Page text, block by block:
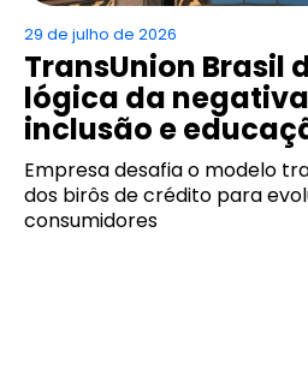
29 de julho de 2026
TransUnion Brasil
lógica da
inclusão e
Empresa desafia o modelo
dos birôs de crédito para
consumidores